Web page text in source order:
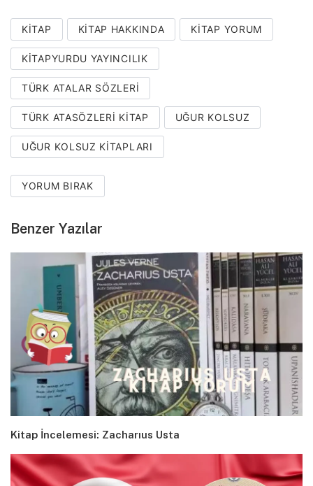
KITAP KITAP HAKKINDA KITAP YORUM
KITAPYURDU YAYINCILIK
TÜRK ATALAR SÖZLERI
TÜRK ATASÖZLERI KITAP UĞUR KOLSUZ
UĞUR KOLSUZ KITAPLARI
YORUM BIRAK
Benzer Yazılar
Kitap İncelemesi: Zacharıus Usta